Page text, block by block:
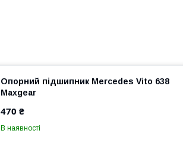
Опорний підшипник Mercedes Vito 638
Maxgear
470 ₴
В наявності